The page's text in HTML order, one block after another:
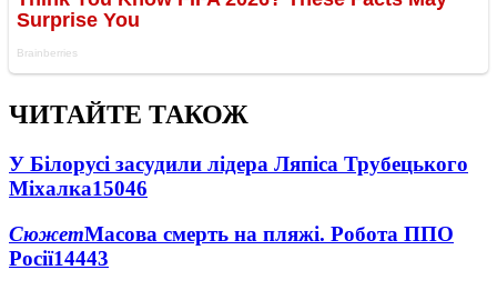
ЧИТАЙТЕ ТАКОЖ
У Білорусі засудили лідера Ляпіса Трубецького
Міхалка15046
СюжетМасова смерть на пляжі. Робота ППО
Росії14443